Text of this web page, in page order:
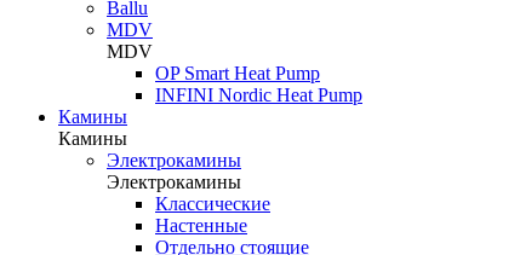
Ballu
MDV
MDV
OP Smart Heat Pump
INFINI Nordic Heat Pump
Камины
Камины
Электрокамины
Электрокамины
Классические
Настенные
Отдельно стоящие